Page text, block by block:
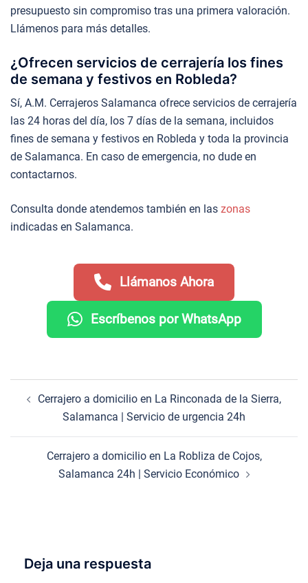
presupuesto sin compromiso tras una primera valoración.
Llámenos para más detalles.
¿Ofrecen servicios de cerrajería los fines
de semana y festivos en Robleda?
Sí, A.M. Cerrajeros Salamanca ofrece servicios de cerrajería
las 24 horas del día, los 7 días de la semana, incluidos
fines de semana y festivos en Robleda y toda la provincia
de Salamanca. En caso de emergencia, no dude en
contactarnos.
Consulta donde atendemos también en las zonas
indicadas en Salamanca.
Llámanos Ahora
Escríbenos por WhatsApp
de
entradas
Cerrajero a domicilio en La Rinconada de la Sierra,
Salamanca | Servicio de urgencia 24h
Cerrajero a domicilio en La Robliza de Cojos,
Salamanca 24h | Servicio Económico
Deja una respuesta